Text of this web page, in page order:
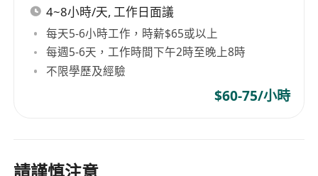
4~8小時/天, 工作日面議
每天5-6小時工作，時薪$65或以上
每週5-6天，工作時間下午2時至晚上8時
不限學歷及經驗
$60-75/小時